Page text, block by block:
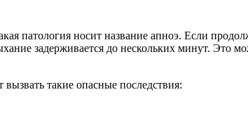
патология носит название апноэ. Если
задерживается до нескольких минут. Это
такие опасные последствия: